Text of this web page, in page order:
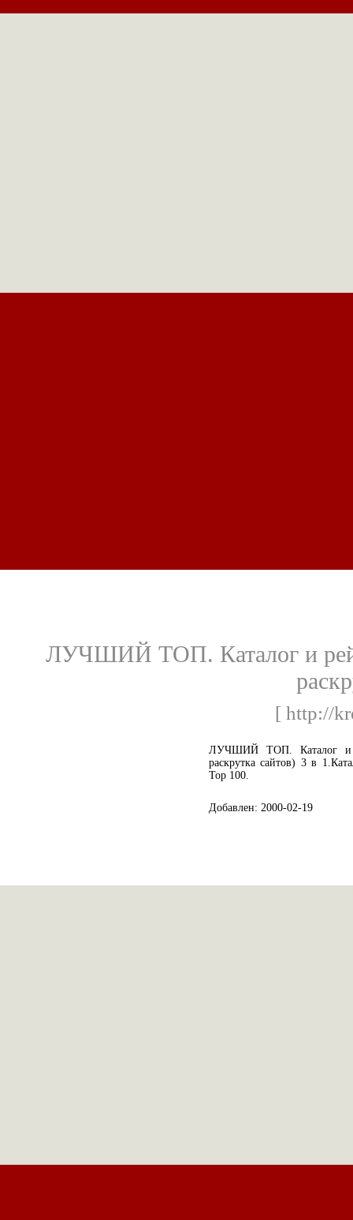
ЛУЧШИЙ ТОП. Каталог и
[ http://
ЛУЧШИЙ ТОП. Каталог и
раскрутка сайтов) 3 в
Top 100.
Добавлен: 2000-02-19